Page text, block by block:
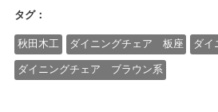
タグ：
秋田木工 ダイニングチェア 板座 ダイ
ダイニングチェア ブラウン系